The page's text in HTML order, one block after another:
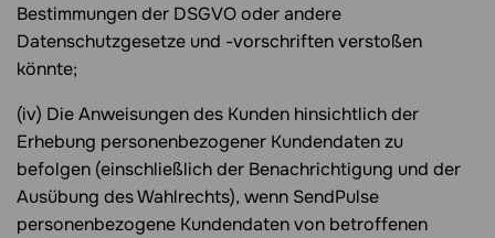
Bestimmungen der DSGVO oder andere
Datenschutzgesetze und -vorschriften verstoßen
könnte;
(iv) Die Anweisungen des Kunden hinsichtlich der
Erhebung personenbezogener Kundendaten zu
befolgen (einschließlich der Benachrichtigung und der
Ausübung des Wahlrechts), wenn SendPulse
personenbezogene Kundendaten von betroffenen